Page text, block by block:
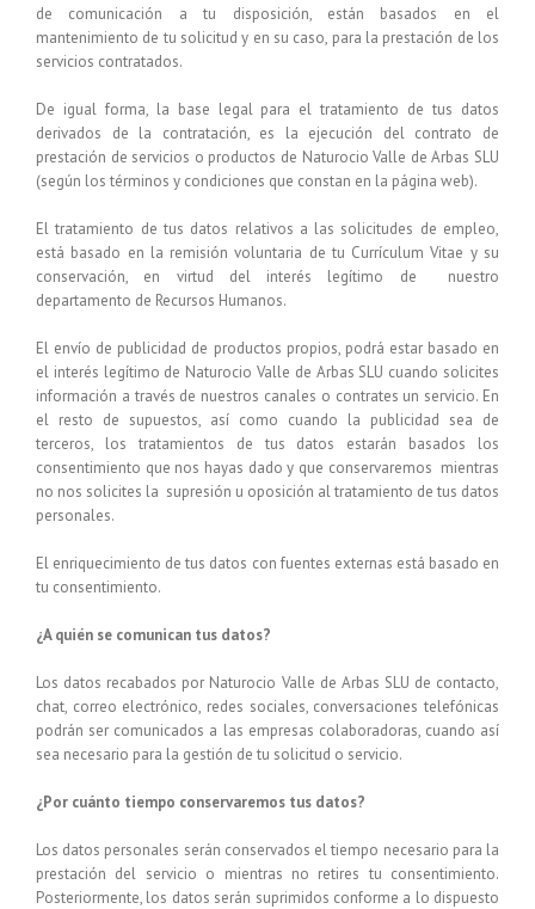
de comunicación a tu disposición, están basados en el
mantenimiento de tu solicitud y en su caso, para la prestación de los
servicios contratados.
De igual forma, la base legal para el tratamiento de tus datos
derivados de la contratación, es la ejecución del contrato de
prestación de servicios o productos de Naturocio Valle de Arbas SLU
(según los términos y condiciones que constan en la página web).
El tratamiento de tus datos relativos a las solicitudes de empleo,
está basado en la remisión voluntaria de tu Currículum Vitae y su
conservación, en virtud del interés legítimo de nuestro
departamento de Recursos Humanos.
El envío de publicidad de productos propios, podrá estar basado en
el interés legítimo de Naturocio Valle de Arbas SLU cuando solicites
información a través de nuestros canales o contrates un servicio. En
el resto de supuestos, así como cuando la publicidad sea de
terceros, los tratamientos de tus datos estarán basados los
consentimiento que nos hayas dado y que conservaremos mientras
no nos solicites la supresión u oposición al tratamiento de tus datos
personales.
El enriquecimiento de tus datos con fuentes externas está basado en
tu consentimiento.
¿A quién se comunican tus datos?
Los datos recabados por Naturocio Valle de Arbas SLU de contacto,
chat, correo electrónico, redes sociales, conversaciones telefónicas
podrán ser comunicados a las empresas colaboradoras, cuando así
sea necesario para la gestión de tu solicitud o servicio.
¿Por cuánto tiempo conservaremos tus datos?
Los datos personales serán conservados el tiempo necesario para la
prestación del servicio o mientras no retires tu consentimiento.
Posteriormente, los datos serán suprimidos conforme a lo dispuesto